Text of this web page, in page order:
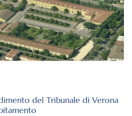
del Tribunale di Verona